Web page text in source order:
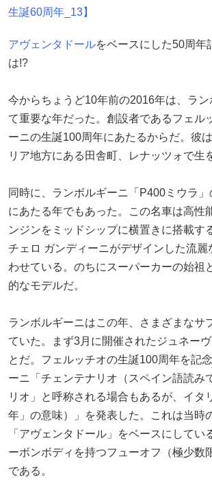
生誕60周年_13】
アヴェンタドールをベースにした50周年
は!?
今からちょうど10年前の2016年は、ラ
て重要な年だった。創設者であるフェル
ーニの生誕100周年にあたるからだ。彼
リア地方にある田舎町、レナッツォで生
同時に、ランボルギーニ「P400ミウラ
にあたる年でもあった。この名車は高性
ンジンをミッドシップに横置きに搭載す
チェロ ガンディーニがデザインした流麗
わせている。のちにスーパーカーの始祖
的なモデルだ。
ランボルギーニはこの年、さまざまなサ
ていた。まず3月に開催されたジュネー
とだ。フェルッチオの生誕100周年を記
ーニ「チェンテナリオ（スペイン語読み
リオ」と呼称される場合もあるが、イタ
年」の意味）」を発表した。これは当時
「アヴェンタドール」をベースにしてい
ーボンボディを持つフューオフ（極少数
である。